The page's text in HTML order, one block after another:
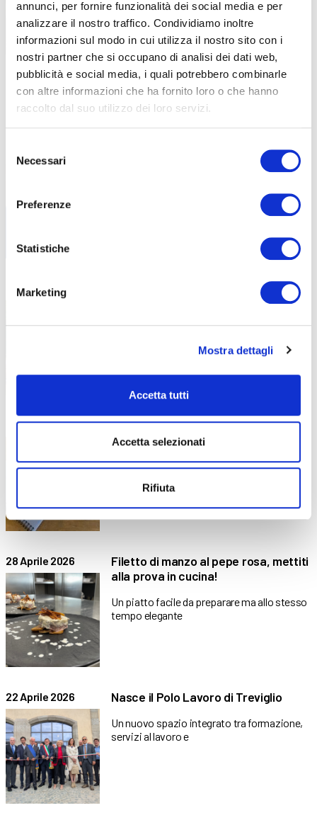
annunci, per fornire funzionalità dei social media e per
analizzare il nostro traffico. Condividiamo inoltre
informazioni sul modo in cui utilizza il nostro sito con i
nostri partner che si occupano di analisi dei dati web,
pubblicità e social media, i quali potrebbero combinarle
con altre informazioni che ha fornito loro o che hanno
raccolto dal suo utilizzo dei loro servizi.
delNecessari
Preferenze
Statistiche
Marketing
Mostra dettagli
Accetta tutti
Accetta selezionati
Rifiuta
ABFNEWS
22 Luglio 2026
agli allievi del
19 Maggio 2026
Alla scoperta del laboratorio di
cartotecnica!
Il luogo in cui la fantasia viene davvero
28 Aprile 2026
Filetto di manzo al pepe rosa, mettiti
alla prova in cucina!
Un piatto facile da preparare ma allo stesso
tempo elegante
22 Aprile 2026 Nasce il Polo Lavoro di Treviglio
Un nuovo spazio integrato tra formazione,
servizi al lavoro e